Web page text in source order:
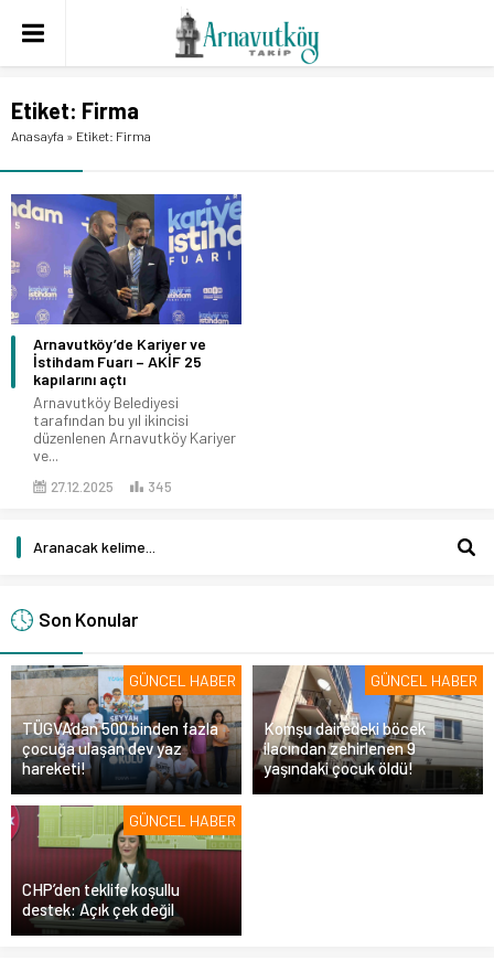
Etiket: Firma
Anasayfa » Etiket: Firma
Arnavutköy’de Kariyer ve
İstihdam Fuarı – AKİF 25
kapılarını açtı
Arnavutköy Belediyesi
tarafından bu yıl ikincisi
düzenlenen Arnavutköy Kariyer
ve...
27.12.2025 345
Son Konular
GÜNCEL HABER
TÜGVA’dan 500 binden fazla
çocuğa ulaşan dev yaz
hareketi!
GÜNCEL HABER
Komşu dairedeki böcek
ilacından zehirlenen 9
yaşındaki çocuk öldü!
GÜNCEL HABER
CHP’den teklife koşullu
destek: Açık çek değil